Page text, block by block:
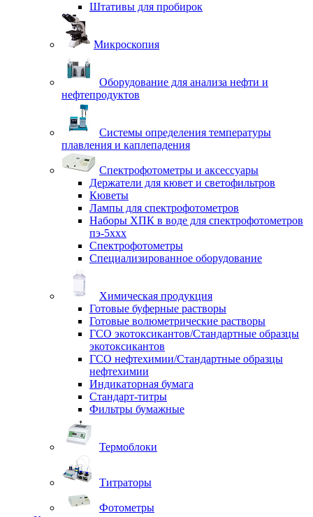
Штативы для пробирок
Микроскопия
Оборудование для анализа нефти и
нефтепродуктов
Системы определения температуры
плавления и каплепадения
Спектрофотометры и аксессуары
Держатели для кювет и светофильтров
Кюветы
Лампы для спектрофотометров
Наборы ХПК в воде для спектрофотометров
пэ-5ххх
Спектрофотометры
Специализированное оборудование
Химическая продукция
Готовые буферные растворы
Готовые волюметрические растворы
ГСО экотоксикантов/Стандартные образцы
экотоксикантов
ГСО нефтехимии/Стандартные образцы
нефтехимии
Индикаторная бумага
Стандарт-титры
Фильтры бумажные
Термоблоки
Титраторы
Фотометры